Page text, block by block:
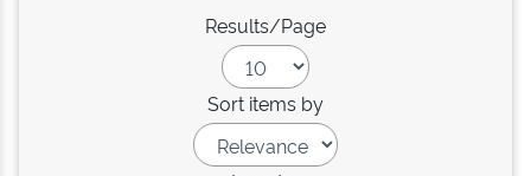
Results/Page
Sort items by